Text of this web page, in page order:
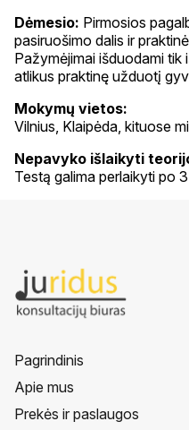
Dėmesio: Pirmosios
pasiruošimo dalis ir
Pažymėjimai išduodami tik
atlikus praktinę užduotį
Mokymų vietos:
Vilnius, Klaipėda, kituose
Nepavyko išlaikyti
Testą galima perlaikyti po
Pagrindinis
Apie mus
Prekės ir paslaugos